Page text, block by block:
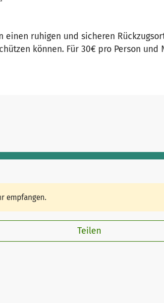
einen ruhigen und sicheren
können. Für 30€ pro Person
empfangen.
Teilen